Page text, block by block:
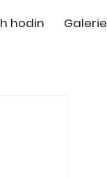
hodin Galerie